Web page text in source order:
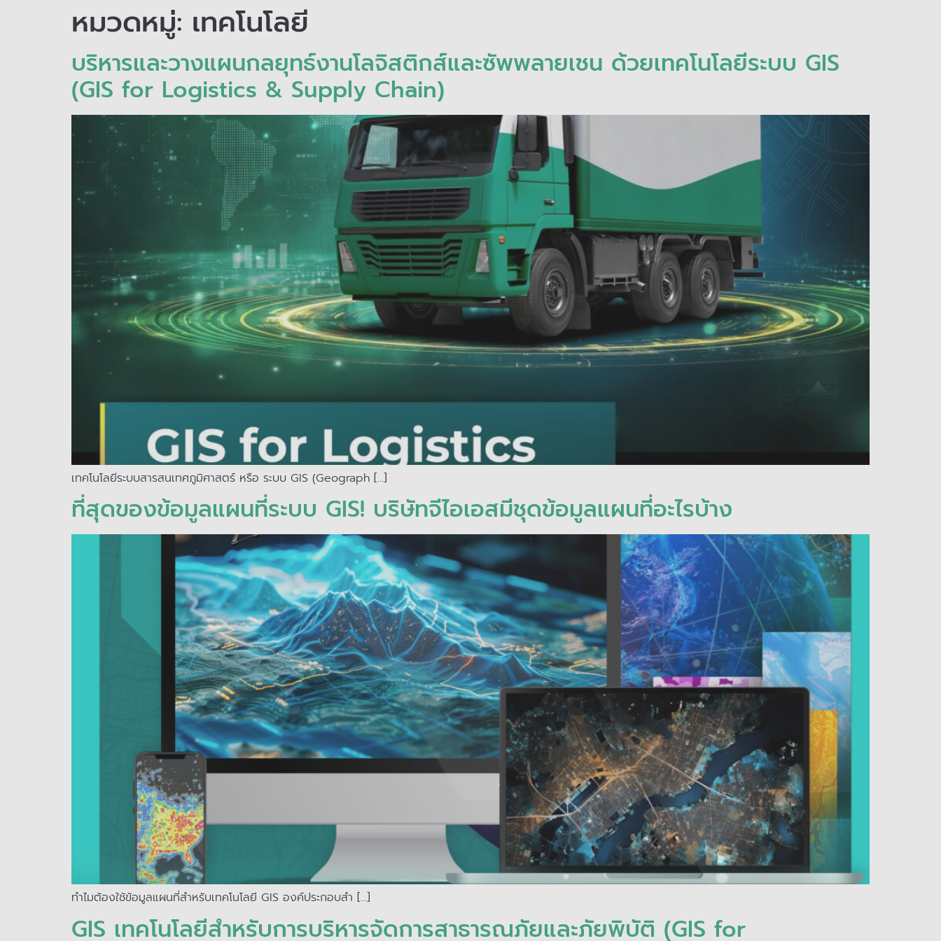
หมวดหมู่: เทคโนโลยี
บริหารและวางแผนกลยุทธ์งานโลจิสติกส์และซัพพลายเชน ด้วยเทคโนโลยีระบบ GIS
(GIS for Logistics & Supply Chain)
เทคโนโลยีระบบสารสนเทศภูมิศาสตร์ หรือ ระบบ GIS (Geograph […]
ที่สุดของข้อมูลแผนที่ระบบ GIS! บริษัทจีไอเอสมีชุดข้อมูลแผนที่อะไรบ้าง
ทำไมต้องใช้ข้อมูลแผนที่สำหรับเทคโนโลยี GIS องค์ประกอบสำ […]
GIS เทคโนโลยีสำหรับการบริหารจัดการสาธารณภัยและภัยพิบัติ (GIS for